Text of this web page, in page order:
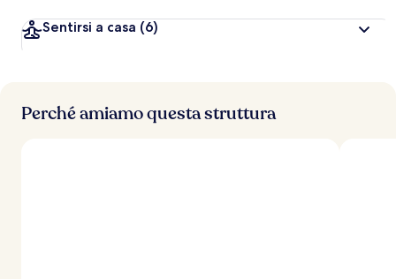
Sentirsi a casa (6)
Perché amiamo questa struttura